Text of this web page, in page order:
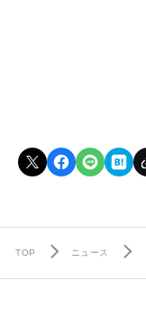
TOP ニュース